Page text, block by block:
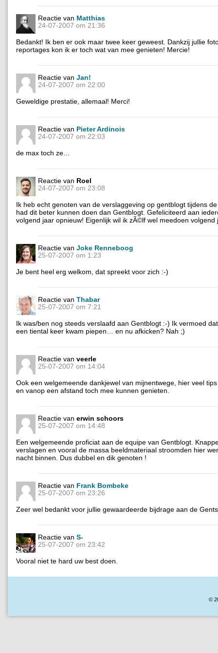
Reactie van Matthias
24-07-2007 om 21:36
Bedankt! Ik ben er ook maar twee keer geweest. Dankzij jullie
reportages kon ik er toch wat van mee genieten! Mercie!
Reactie van Jan!
24-07-2007 om 22:00
Geweldige prestatie, allemaal! Merci!
Reactie van Pieter Ardinois
24-07-2007 om 22:03
de max toch ze…
Reactie van Roel
24-07-2007 om 23:08
Ik heb echt genoten van de verslaggeving op gentblogt tijdens
had dit beter kunnen doen dan Gentblogt. Gefeliciteerd aan
volgend jaar opnieuw! Eigenlijk wil ik zÃ©lf wel meedoen
Reactie van Joke Renneboog
25-07-2007 om 1:23
Je bent heel erg welkom, dat spreekt voor zich :-)
Reactie van Thabar
25-07-2007 om 7:21
Ik was/ben nog steeds verslaafd aan Gentblogt :-) Ik vermoed
een tiental keer kwam piepen… en nu afkicken? Nah ;)
Reactie van veerle
25-07-2007 om 14:04
Ook een welgemeende dankjewel van mijnentwege, hier veel
en vanop een afstand toch mee kunnen genieten.
Reactie van erwin schoors
25-07-2007 om 14:48
Een welgemeende proficiat aan de equipe van Gentblogt.
verslagen en vooral de massa beeldmateriaal stroomden hier
nacht binnen. Dus dubbel en dik genoten !
Reactie van Frank Bombeke
25-07-2007 om 23:26
Zeer wel bedankt voor jullie gewaardeerde bijdrage aan de
Reactie van S-
25-07-2007 om 23:42
Vooral niet te hard uw best doen.
©